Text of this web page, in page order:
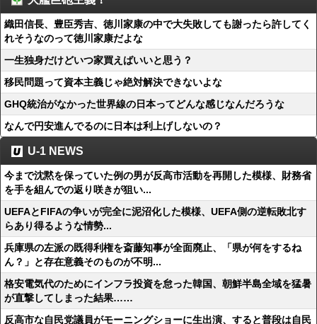
織田信長、豊臣秀吉、徳川家康の中で大失敗しても謝ったら許してく
れそうなのって徳川家康だよな
一生独身だけどいつ家買えばいいと思う？
移民問題って資本主義じゃ絶対解決できないよな
GHQ統治がなかった世界線の日本ってどんな感じなんだろうな
なんで円安進んでるのに日本は利上げしないの？
U-1 NEWS
今まで沈黙を保っていた例の男が反高市活動を再開した模様、財務省
を手を組んでの返り咲きが狙い...
UEFAとFIFAの争いが完全に泥沼化した模様、UEFA側の逆転敗北す
らあり得るような情勢...
兵庫県の左派の既得利権を斎藤知事が全面廃止、「県が何をするね
ん？」と存在意義そのものが不明...
格安電気代のためにインフラ投資を怠った韓国、朝鮮半島全域を猛暑
が直撃してしまった結果……
反高市な自民党議員がモーニングショーに生出演、すると普段は自民